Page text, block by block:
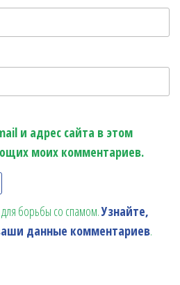
и адрес сайта в этом
моих комментариев.
для борьбы со спамом.Узнайте,
данные комментариев.